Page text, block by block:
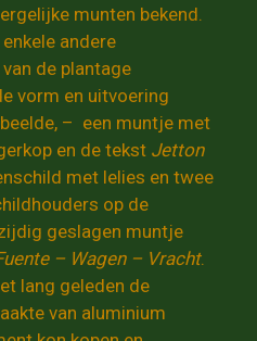
munten bekend.
andere
de plantage
vorm en uitvoering
– een muntje met
en de tekst Jetton
met lelies en twee
op de
geslagen muntje
– Wagen – Vracht.
lang geleden de
van aluminium